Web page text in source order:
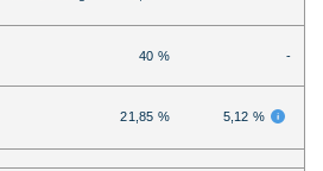
40 % -
21,85 % 5,12 %